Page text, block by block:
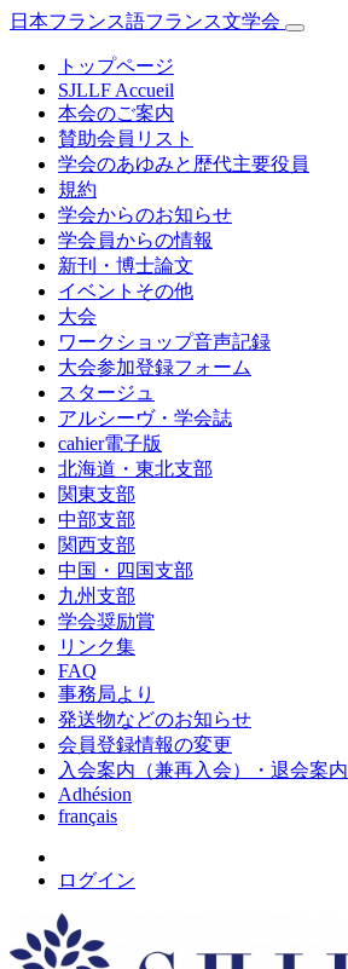
日本フランス語フランス文学会
トップページ
SJLLF Accueil
本会のご案内
賛助会員リスト
学会のあゆみと歴代主要役員
規約
学会からのお知らせ
学会員からの情報
新刊・博士論文
イベントその他
大会
ワークショップ音声記録
大会参加登録フォーム
スタージュ
アルシーヴ・学会誌
cahier電子版
北海道・東北支部
関東支部
中部支部
関西支部
中国・四国支部
九州支部
学会奨励賞
リンク集
FAQ
事務局より
発送物などのお知らせ
会員登録情報の変更
入会案内（兼再入会）・退会案内
Adhésion
français
ログイン